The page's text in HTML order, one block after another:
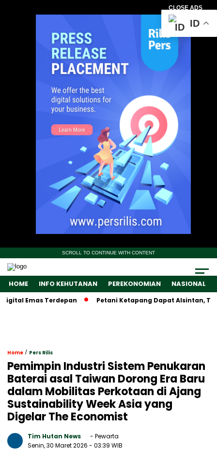
CLOSE ADS
SCROLL TO CONTINUE WITH CONTENT
HOME INFO KEHUTANAN PEREKONOMIAN NASIONAL
Emas Terdepan Petani Ketapang Dapat Alsintan, Tapi
Home / Pers Rilis
Pemimpin Industri Sistem Penukaran
Baterai asal Taiwan Dorong Era Baru
dalam Mobilitas Perkotaan di Ajang
Sustainability Week Asia yang
Digelar The Economist
Tim Hutan News
- Pewarta
Senin, 30 Maret 2026 - 03:39 WIB
ID